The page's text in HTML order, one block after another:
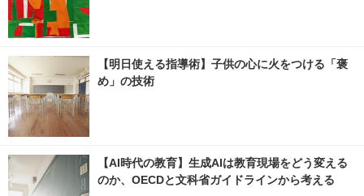
【明日使える指導術】子供の心に火をつける「褒
め」の技術
【AI時代の教育】生成AIは教育現場をどう変える
のか、OECDと文科省ガイドラインから考える